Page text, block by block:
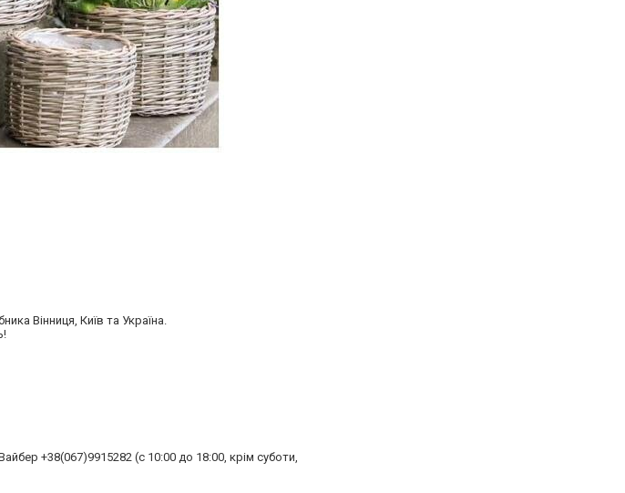
Вінниця, Київ та Україна.
+38(067)9915282 (с 10:00 до 18:00, крім суботи,